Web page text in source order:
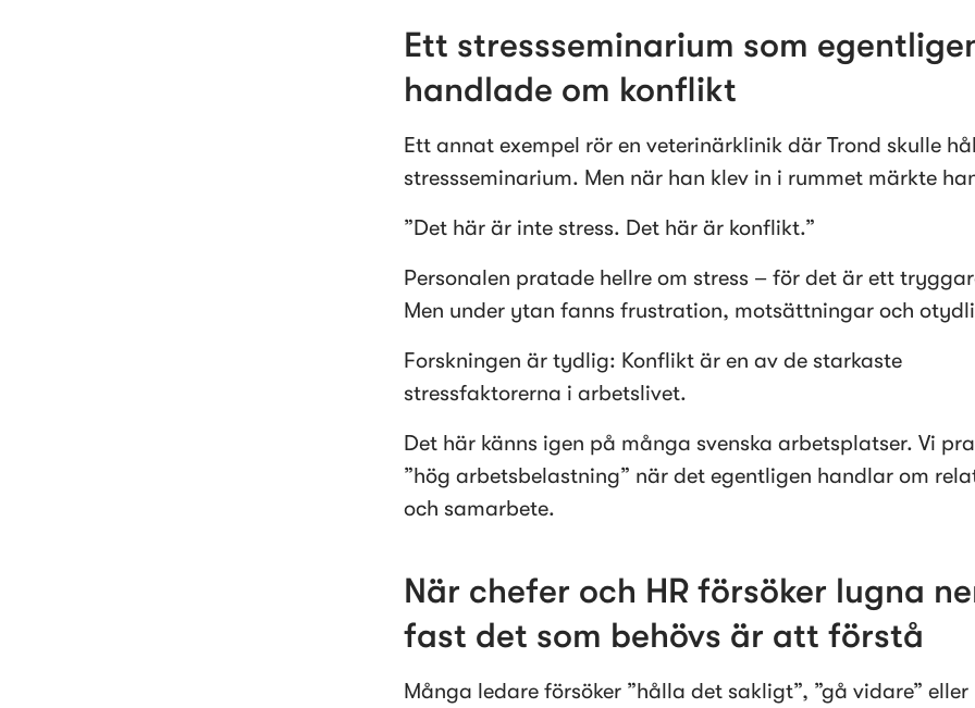
Ett stressseminarium som
handlade om konflikt
Ett annat exempel rör en veterinärklinik där Trond skulle
stressseminarium. Men när han klev in i rummet märkte
”Det här är inte stress. Det här är konflikt.”
Personalen pratade hellre om stress – för det är ett
Men under ytan fanns frustration, motsättningar och
Forskningen är tydlig: Konflikt är en av de starkaste
stressfaktorerna i arbetslivet.
Det här känns igen på många svenska arbetsplatser. Vi
”hög arbetsbelastning” när det egentligen handlar om
och samarbete.
När chefer och HR försöker lugna
fast det som behövs är att förstå
Många ledare försöker ”hålla det sakligt”, ”gå vidare” eller